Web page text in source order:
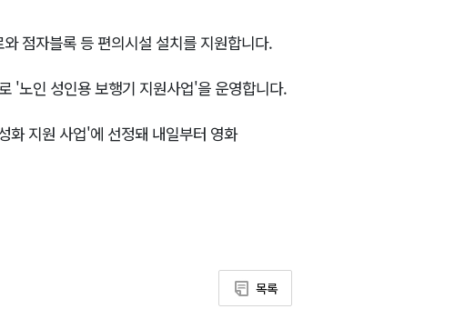
점자블록 등 편의시설 설치를 지원합니다.
'노인 성인용 보행기 지원사업'을 운영합니다.
화 지원 사업'에 선정돼 내일부터 영화
목록